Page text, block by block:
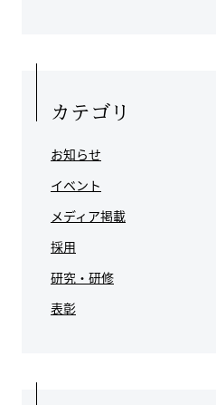
カテゴリ
お知らせ
イベント
メディア掲載
採用
研究・研修
表彰